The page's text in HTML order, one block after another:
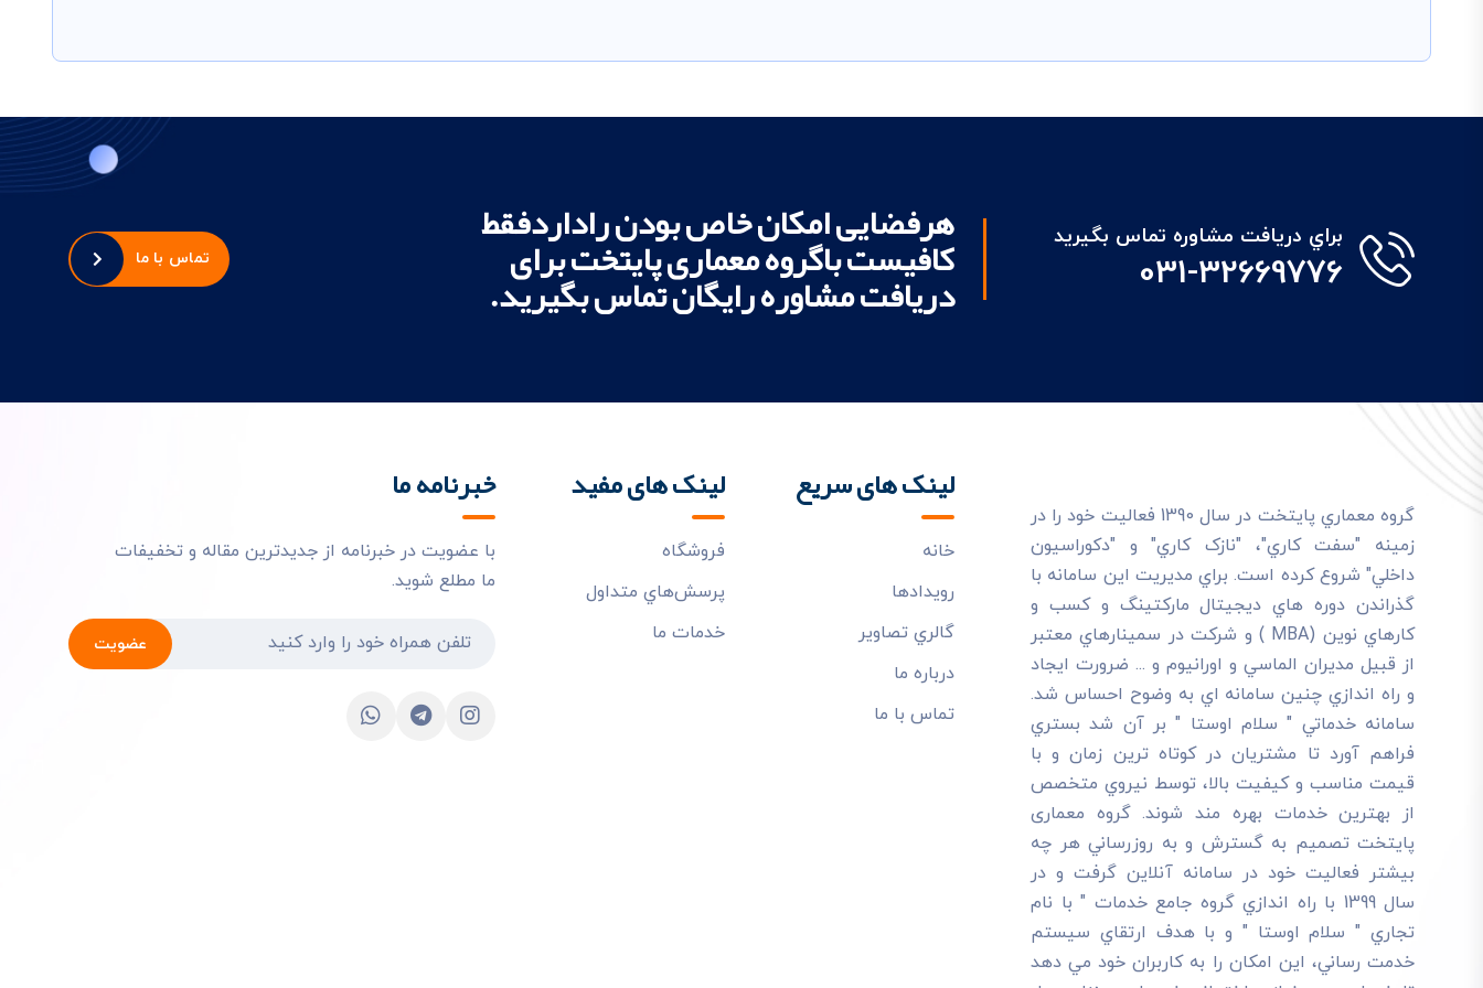
براي دريافت مشاوره تماس بگيريد
031-32669776
هرفضایی امکان خاص بودن راداردفقط
کافیست باگروه معماری پایتخت برای
دریافت مشاوره رایگان تماس بگیرید.
تماس با ما
گروه معماري پايتخت در سال 1390 فعاليت خود را در
زمينه "سفت کاري"، "نازک کاري" و "دکوراسيون
داخلي" شروع کرده است. براي مديريت اين سامانه با
گذراندن دوره هاي ديجيتال مارکتينگ و کسب و
کارهاي نوين (MBA ) و شرکت در سمينارهاي معتبر
از قبيل مديران الماسي و اورانيوم و ... ضرورت ايجاد
و راه اندازي چنين سامانه اي به وضوح احساس شد.
سامانه خدماتي " سلام اوستا " بر آن شد بستري
فراهم آورد تا مشتريان در کوتاه ترين زمان و با
قيمت مناسب و کيفيت بالا، توسط نيروي متخصص
از بهترين خدمات بهره مند شوند. گروه معماری
پایتخت تصميم به گسترش و به روزرساني هر چه
بيشتر فعاليت خود در سامانه آنلاين گرفت و در
سال 1399 با راه اندازي گروه جامع خدمات " با نام
تجاري " سلام اوستا " و با هدف ارتقاي سيستم
خدمت رساني، اين امکان را به کاربران خود مي دهد
لینک های سریع
خانه
رويدادها
گالري تصاوير
درباره ما
تماس با ما
لینک های مفید
فروشگاه
پرسش‌هاي متداول
خدمات ما
خبرنامه ما
با عضویت در خبرنامه از جدیدترین مقاله و تخفیفات
ما مطلع شوید.
عضویت